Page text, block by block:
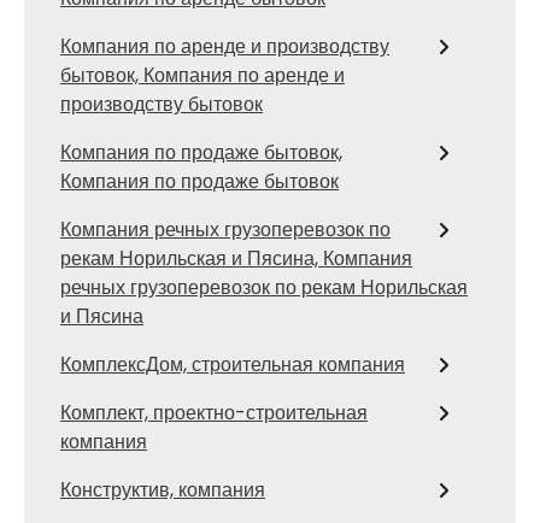
Компания по аренде и производству
бытовок, Компания по аренде и
производству бытовок
Компания по продаже бытовок,
Компания по продаже бытовок
Компания речных грузоперевозок по
рекам Норильская и Пясина, Компания
речных грузоперевозок по рекам Норильская
и Пясина
КомплексДом, строительная компания
Комплект, проектно-строительная
компания
Конструктив, компания